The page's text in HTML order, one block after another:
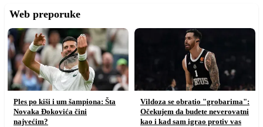
Web preporuke
Ples po kiši i um šampiona: Šta
Novaka Đokovića čini
najvećim?
Vildoza se obratio "grobarima":
Očekujem da budete neverovatni
kao i kad sam igrao protiv vas